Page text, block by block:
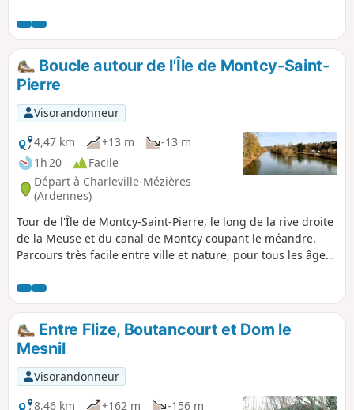
dénivelé et quelques routes à forte vitesse à traverser.
Boucle autour de l'Île de Montcy-Saint-
Pierre
Visorandonneur
4,47 km
+13 m
-13 m
1h 20
Facile
Départ à Charleville-Mézières
(Ardennes)
Tour de l'Île de Montcy-Saint-Pierre, le long de la rive droite
de la Meuse et du canal de Montcy coupant le méandre.
Parcours très facile entre ville et nature, pour tous les âges.
l'évasion y trouveront leur bonheur. Nombreux points
d'observation de la faune peuplant la Meuse et plusieurs
points de vue sur Charleville-Mézières et les environs.
Entre Flize, Boutancourt et Dom le
Mesnil
Visorandonneur
8,46 km
+162 m -156 m